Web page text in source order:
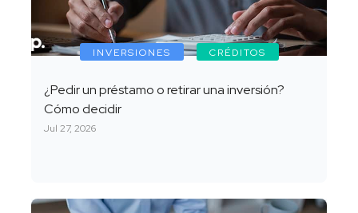
INVERSIONES CRÉDITOS
¿Pedir un préstamo o retirar una inversión?
Cómo decidir
Jul 27, 2026